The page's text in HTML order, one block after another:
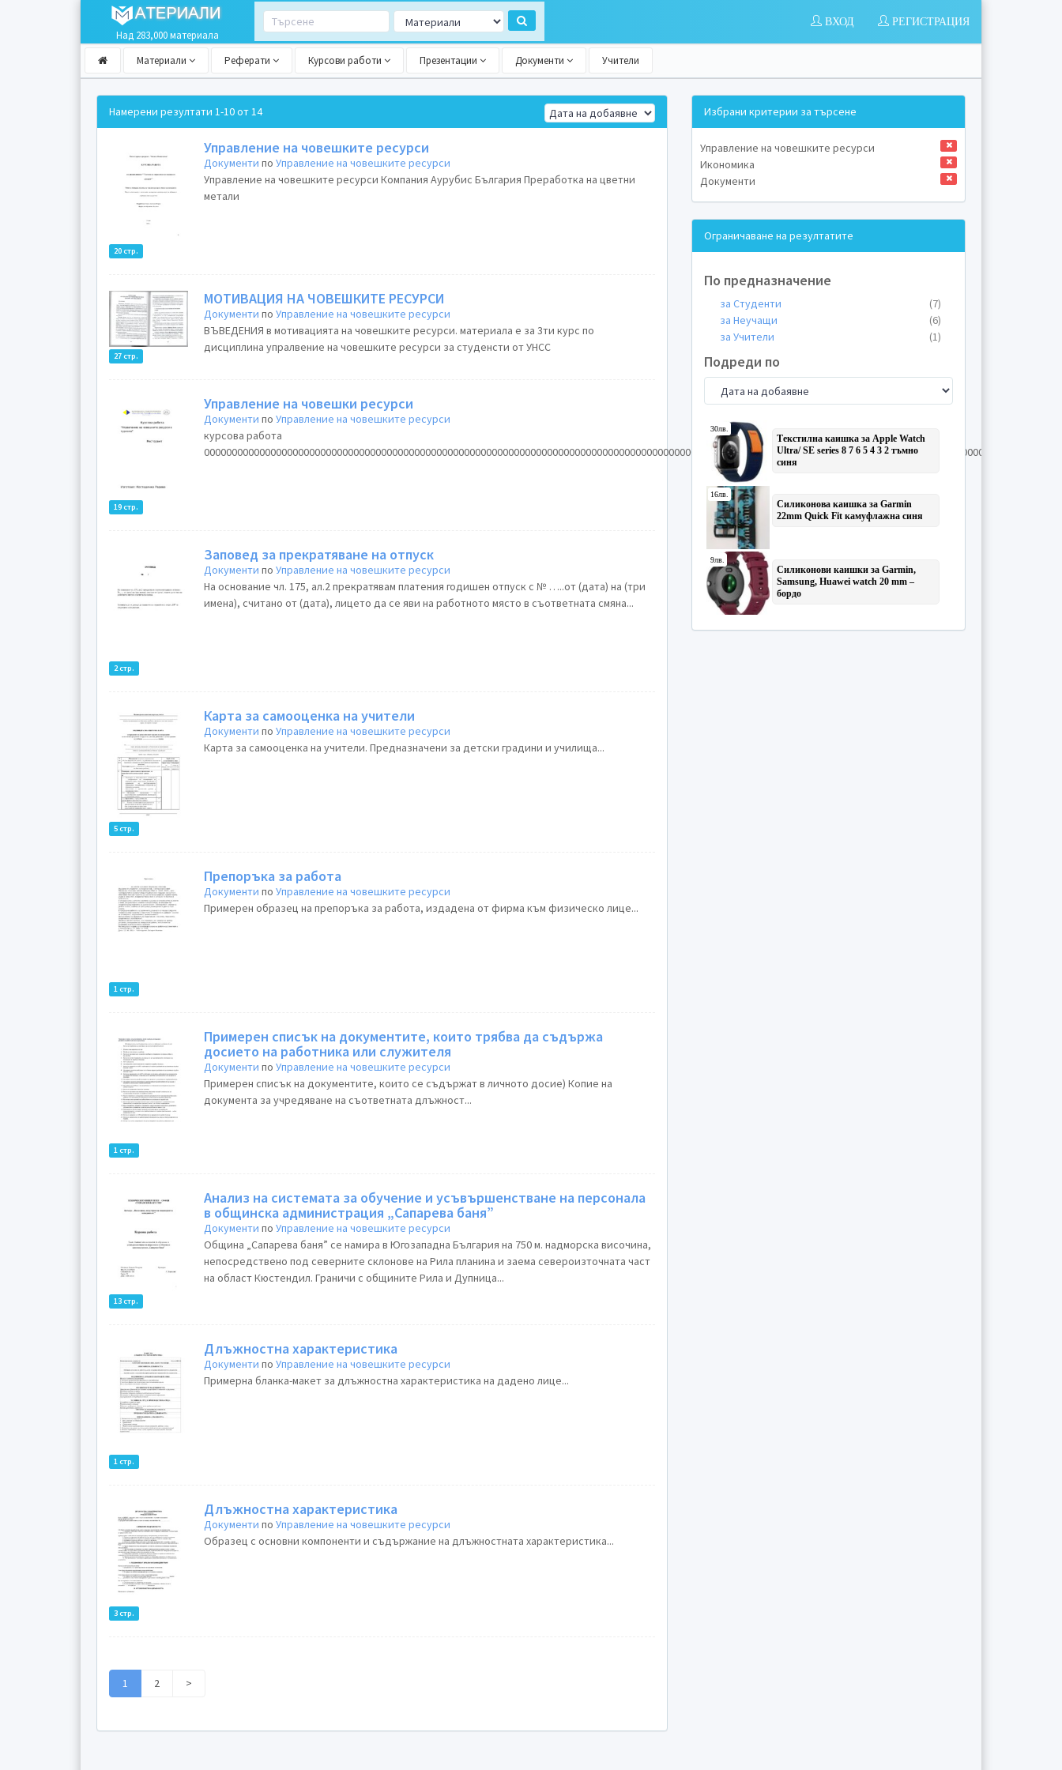
Над 283,000 материала
РЕГИСТРАЦИЯ
ВХОД
Материали Реферати Курсови работи Презентации Документи Учители
Намерени резултати 1-10 от 14
20 стр.
Управление на човешките ресурси
Документи поУправление на човешките ресурси
Управление на човешките ресурси Компания Аурубис България Преработка на цветни
метали
27 стр.
МОТИВАЦИЯ НА ЧОВЕШКИТЕ РЕСУРСИ
Документи поУправление на човешките ресурси
ВЪВЕДЕНИЯ в мотивацията на човешките ресурси. материала е за 3ти курс по
дисциплина упралвение на човешките ресурси за студенсти от УНСС
19 стр.
Управление на човешки ресурси
Документи поУправление на човешките ресурси
курсова работа
2 стр.
Заповед за прекратяване на отпуск
Документи поУправление на човешките ресурси
На основание чл. 175, ал.2 прекратявам платения годишен отпуск с № …..от (дата) на (три
имена), считано от (дата), лицето да се яви на работното място в съответната смяна...
5 стр.
Карта за самооценка на учители
Документи поУправление на човешките ресурси
Карта за самооценка на учители. Предназначени за детски градини и училища...
1 стр.
Препоръка за работа
Документи поУправление на човешките ресурси
Примерен образец на препоръка за работа, издадена от фирма към физическо лице...
1 стр.
Примерен списък на документите, които трябва да съдържа
досието на работника или служителя
Документи поУправление на човешките ресурси
Примерен списък на документите, които се съдържат в личното досие) Копие на
документа за учредяване на съответната длъжност...
13 стр.
Анализ на системата за обучение и усъвършенстване на персонала
в общинска администрация „Сапарева баня”
Документи поУправление на човешките ресурси
Община „Сапарева баня” се намира в Югозападна България на 750 м. надморска височина,
непосредствено под северните склонове на Рила планина и заема североизточната част
на област Кюстендил. Граничи с общините Рила и Дупница...
1 стр.
Длъжностна характеристика
Документи поУправление на човешките ресурси
Примерна бланка-макет за длъжностна характеристика на дадено лице...
3 стр.
Длъжностна характеристика
Документи поУправление на човешките ресурси
Образец с основни компоненти и съдържание на длъжностната характеристика...
1 2 >
Избрани критерии за търсене
Управление на човешките ресурси
Икономика
Документи
Ограничаване на резултатите
По предназначение
за Студенти
(7)
за Неучащи
(6)
за Учители
(1)
Подреди по